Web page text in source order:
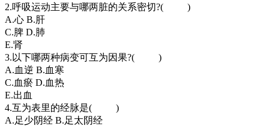
2.呼吸运动主要与哪两脏的关系密切?( )
A.心 B.肝
C.脾 D.肺
E.肾
3.以下哪两种病变可互为因果?( )
A.血逆 B.血寒
C.血瘀 D.血热
E.出血
4.互为表里的经脉是( )
A.足少阴经 B.足太阴经